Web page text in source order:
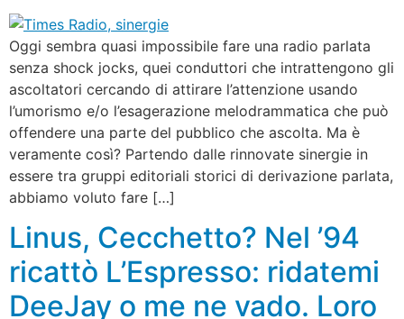
Oggi sembra quasi impossibile fare una radio parlata
senza shock jocks, quei conduttori che intrattengono gli
ascoltatori cercando di attirare l’attenzione usando
l’umorismo e/o l’esagerazione melodrammatica che può
offendere una parte del pubblico che ascolta. Ma è
veramente così? Partendo dalle rinnovate sinergie in
essere tra gruppi editoriali storici di derivazione parlata,
abbiamo voluto fare […]
Linus, Cecchetto? Nel ’94
ricattò L’Espresso: ridatemi
DeeJay o me ne vado. Loro